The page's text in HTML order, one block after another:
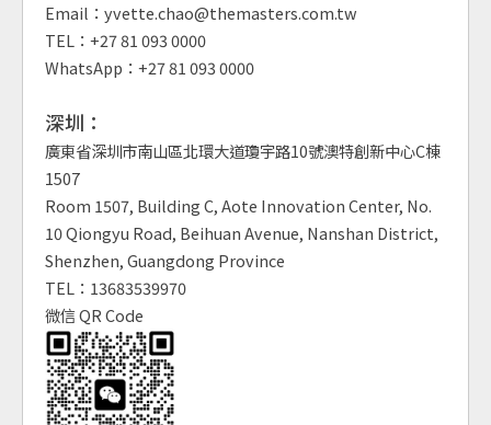
Email：yvette.chao@themasters.com.tw
TEL：+27 81 093 0000
WhatsApp：+27 81 093 0000
深圳：
廣東省深圳市南山區北環大道瓊宇路10號澳特創新中心C棟
1507
Room 1507, Building C, Aote Innovation Center, No.
10 Qiongyu Road, Beihuan Avenue, Nanshan District,
Shenzhen, Guangdong Province
TEL：13683539970
微信 QR Code